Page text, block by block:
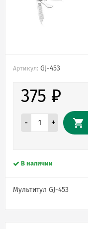
Артикул: GJ-453
375 ₽
- +
В наличии
Мультитул GJ-453